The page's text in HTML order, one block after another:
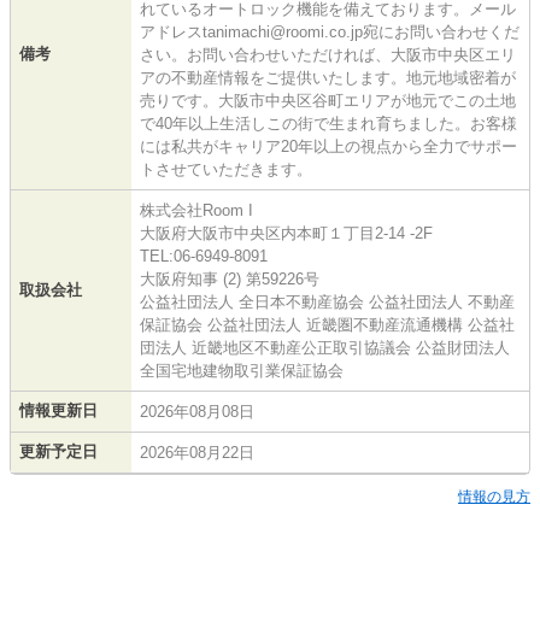
備考
れているオートロック機能を備えております。メール
アドレスtanimachi@roomi.co.jp宛にお問い合わせくだ
さい。お問い合わせいただければ、大阪市中央区エリ
アの不動産情報をご提供いたします。地元地域密着が
売りです。大阪市中央区谷町エリアが地元でこの土地
で40年以上生活しこの街で生まれ育ちました。お客様
には私共がキャリア20年以上の視点から全力でサポー
トさせていただきます。
取扱会社
株式会社Room I
大阪府大阪市中央区内本町１丁目2-14 -2F
TEL:06-6949-8091
大阪府知事 (2) 第59226号
公益社団法人 全日本不動産協会 公益社団法人 不動産
保証協会 公益社団法人 近畿圏不動産流通機構 公益社
団法人 近畿地区不動産公正取引協議会 公益財団法人
全国宅地建物取引業保証協会
情報更新日 2026年08月08日
更新予定日 2026年08月22日
情報の見方